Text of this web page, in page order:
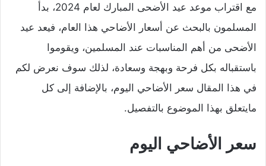
مع اقتراب موعد عيد الأضحى المبارك لعام 2024، بدأ
المسلمون بالبحث عن أسعار الأضاحي هذا العام، فيعد عيد
الأضحى من أهم المناسبات عند المسلمين، ويقوموا
باستقباله بكل فرحة وبهجة وسعادة، لذلك سوف نعرض لكم
في هذا المقال سعر الأضاحي اليوم، بالإضافة إلى كل
مايتعلق بهذا الموضوع بالتفصيل.
سعر الأضاحي اليوم